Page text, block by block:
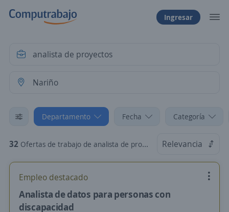
Ingresar
Departamento Fecha Categoría
32 Ofertas de trabajo de analista de proyectos en Nariño Relevancia
Empleo destacado
Analista de datos para personas con
discapacidad